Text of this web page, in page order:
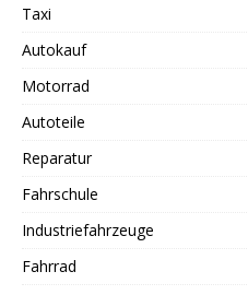
Taxi
Autokauf
Motorrad
Autoteile
Reparatur
Fahrschule
Industriefahrzeuge
Fahrrad